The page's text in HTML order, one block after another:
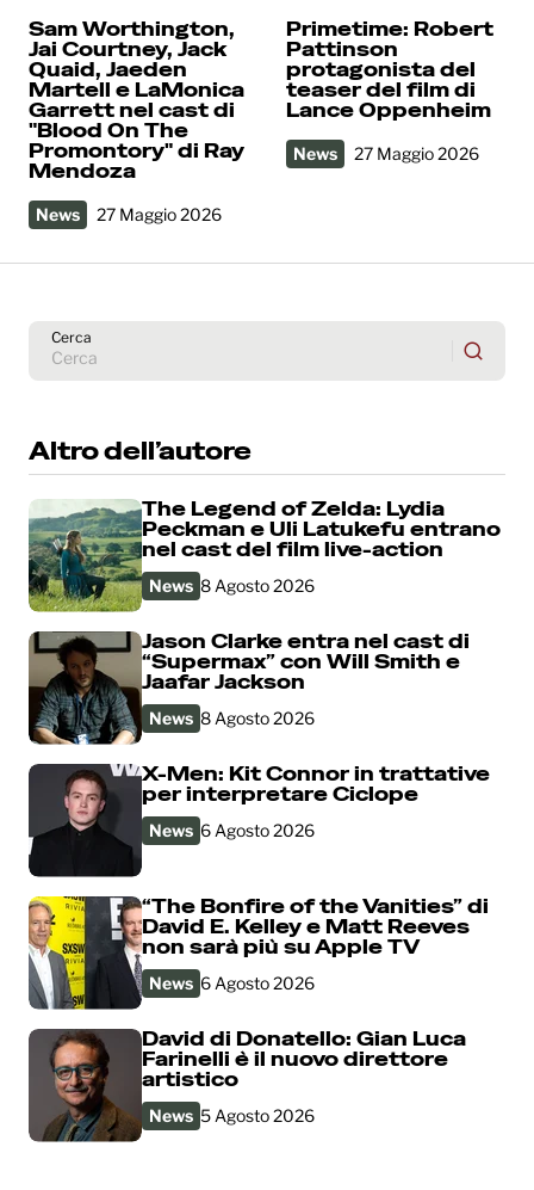
Sam Worthington,
Jai Courtney, Jack
Quaid, Jaeden
Martell e LaMonica
Garrett nel cast di
"Blood On The
Promontory" di Ray
Mendoza
News 27 Maggio 2026
Primetime: Robert
Pattinson
protagonista del
teaser del film di
Lance Oppenheim
News 27 Maggio 2026
Cerca
Altro dell’autore
The Legend of Zelda: Lydia
Peckman e Uli Latukefu entrano
nel cast del film live-action
News 8 Agosto 2026
Jason Clarke entra nel cast di
“Supermax” con Will Smith e
Jaafar Jackson
News 8 Agosto 2026
X-Men: Kit Connor in trattative
per interpretare Ciclope
News 6 Agosto 2026
“The Bonfire of the Vanities” di
David E. Kelley e Matt Reeves
non sarà più su Apple TV
News 6 Agosto 2026
David di Donatello: Gian Luca
Farinelli è il nuovo direttore
artistico
News 5 Agosto 2026